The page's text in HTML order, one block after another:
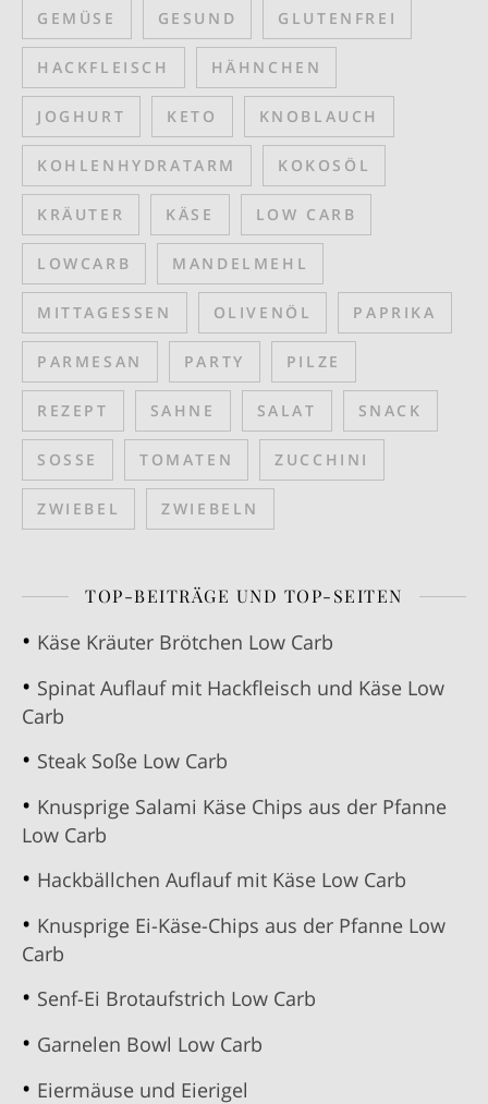
GEMÜSE GESUND GLUTENFREI
HACKFLEISCH HÄHNCHEN
JOGHURT KETO KNOBLAUCH
KOHLENHYDRATARM KOKOSÖL
KRÄUTER KÄSE LOW CARB
LOWCARB MANDELMEHL
MITTAGESSEN OLIVENÖL PAPRIKA
PARMESAN PARTY PILZE
REZEPT SAHNE SALAT SNACK
SOSSE TOMATEN ZUCCHINI
ZWIEBEL ZWIEBELN
TOP-BEITRÄGE UND TOP-SEITEN
Käse Kräuter Brötchen Low Carb
Spinat Auflauf mit Hackfleisch und Käse Low
Carb
Steak Soße Low Carb
Knusprige Salami Käse Chips aus der Pfanne
Low Carb
Hackbällchen Auflauf mit Käse Low Carb
Knusprige Ei-Käse-Chips aus der Pfanne Low
Carb
Senf-Ei Brotaufstrich Low Carb
Garnelen Bowl Low Carb
Eiermäuse und Eierigel